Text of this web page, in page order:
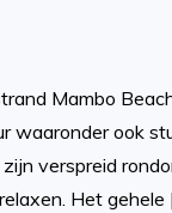
Mambo
ook
verspreid
Het gehele